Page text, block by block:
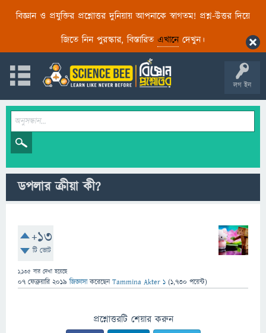
বিজ্ঞান ও প্রযুক্তির প্রশ্নোত্তর দুনিয়ায় আপনাকে স্বাগতম! প্রশ্ন-উত্তর দিয়ে
জিতে নিন পুরস্কার, বিস্তারিত এখানেদেখুন।
লগ ইন
ডপলার ক্রীয়া কী?
+13
টি ভোট
1,135 বার দেখা হয়েছে
07 ফেব্রুয়ারি 2019 জিজ্ঞাসাকরেছেনTammina Akter 1 (1,730 পয়েন্ট)
প্রশ্নোত্তরটি শেয়ার করুন